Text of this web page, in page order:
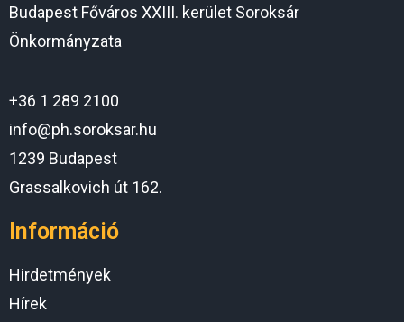
Budapest Főváros XXIII. kerület Soroksár
Önkormányzata
+36 1 289 2100
info@ph.soroksar.hu
1239 Budapest
Grassalkovich út 162.
Információ
Hirdetmények
Hírek